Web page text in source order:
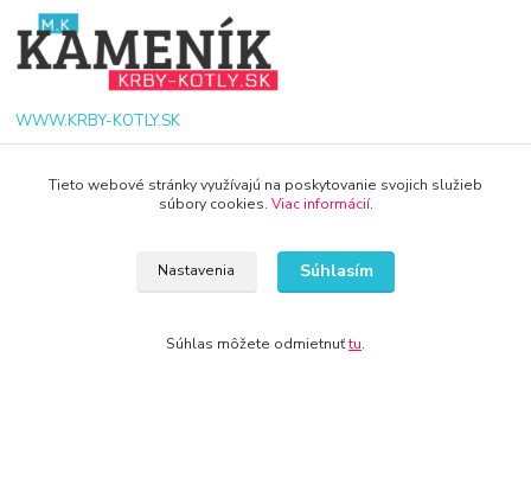
WWW.KRBY-KOTLY.SK
Tieto webové stránky využívajú na poskytovanie svojich služieb
súbory cookies. Viac informácií.
Nastavenia Súhlasím
Súhlas môžete odmietnuťtu.